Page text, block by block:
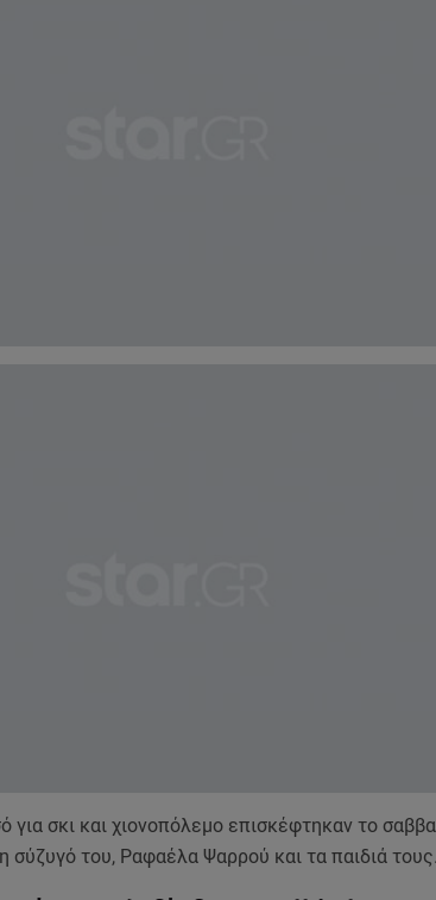
για σκι και χιονοπόλεμο επισκέφτηκαν το
σύζυγό του, Ραφαέλα Ψαρρού και τα παιδιά τους.